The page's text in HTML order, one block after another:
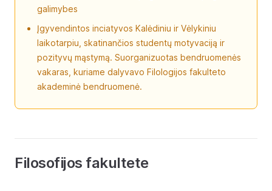
galimybes
Įgyvendintos inciatyvos Kalėdiniu ir Vėlykiniu
laikotarpiu, skatinančios studentų motyvaciją ir
pozityvų mąstymą. Suorganizuotas bendruomenės
vakaras, kuriame dalyvavo Filologijos fakulteto
akademinė bendruomenė.
Filosofijos fakultete